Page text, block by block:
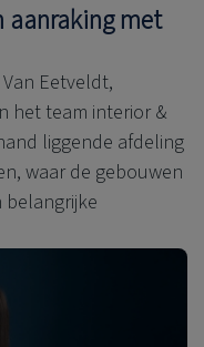
aanraking met
Eetveldt,
het team interior &
liggende afdeling
waar de gebouwen